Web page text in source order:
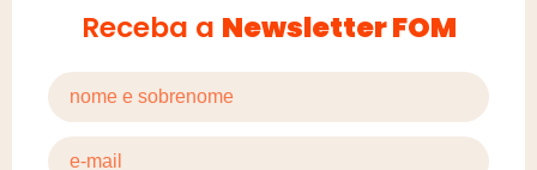
Receba a Newsletter FOM